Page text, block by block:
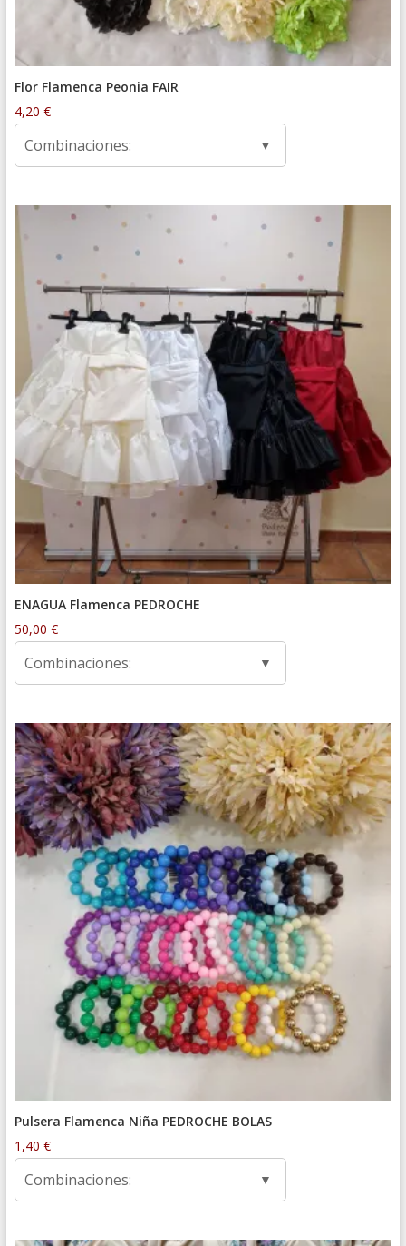
Flor Flamenca Peonia FAIR
4,20 €
Combinaciones:
ENAGUA Flamenca PEDROCHE
50,00 €
Combinaciones:
Pulsera Flamenca Niña PEDROCHE BOLAS
1,40 €
Combinaciones: